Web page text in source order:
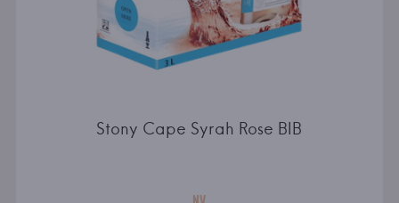
Stony Cape Syrah Rose BIB